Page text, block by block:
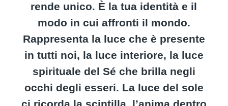
rende unico. È la tua identità e il
modo in cui affronti il mondo.
Rappresenta la luce che è presente
in tutti noi, la luce interiore, la luce
spirituale del Sé che brilla negli
occhi degli esseri. La luce del sole